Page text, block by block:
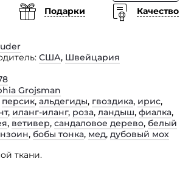
Подарки
Качество
США, Швейцария
Grojsman
персик, альдегиды, гвоздика, ирис,
, иланг-иланг, роза, ландыш, фиалка,
, ветивер, сандаловое дерево, белый
, бобы тонка, мед, дубовый мох
ткани.